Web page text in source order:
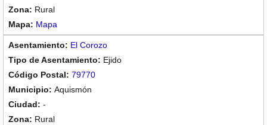
Rural
Mapa
El Corozo
Ejido
79770
Aquismón
-
Rural